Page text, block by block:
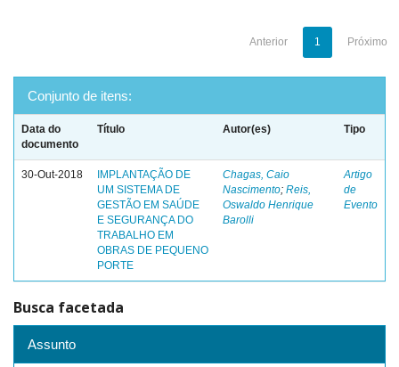
Anterior 1 Próximo
Conjunto de itens:
Data do
documento
Título Autor(es) Tipo
30-Out-2018
IMPLANTAÇÃO DE
UM SISTEMA DE
GESTÃO EM SAÚDE
E SEGURANÇA DO
TRABALHO EM
OBRAS DE PEQUENO
PORTE
Chagas, Caio
Nascimento; Reis,
Oswaldo Henrique
Barolli
Artigo
de
Evento
Busca facetada
Assunto